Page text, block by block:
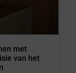
met
van het